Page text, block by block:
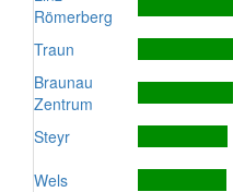
Römerberg
Traun
Braunau
Zentrum
Steyr
Wels